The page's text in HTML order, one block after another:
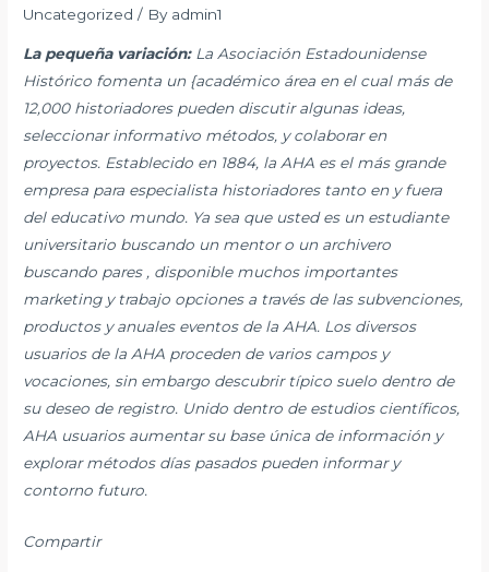
Uncategorized / By admin1
La pequeña variación: La Asociación Estadounidense
Histórico fomenta un {académico área en el cual más de
12,000 historiadores pueden discutir algunas ideas,
seleccionar informativo métodos, y colaborar en
proyectos. Establecido en 1884, la AHA es el más grande
empresa para especialista historiadores tanto en y fuera
del educativo mundo. Ya sea que usted es un estudiante
universitario buscando un mentor o un archivero
buscando pares , disponible muchos importantes
marketing y trabajo opciones a través de las subvenciones,
productos y anuales eventos de la AHA. Los diversos
usuarios de la AHA proceden de varios campos y
vocaciones, sin embargo descubrir típico suelo dentro de
su deseo de registro. Unido dentro de estudios científicos,
AHA usuarios aumentar su base única de información y
explorar métodos días pasados pueden informar y
contorno futuro.
Compartir